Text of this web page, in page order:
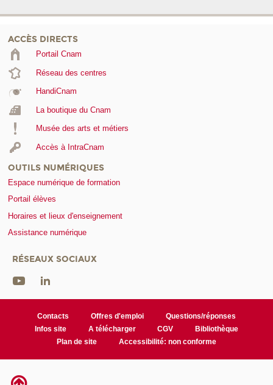
ACCÈS DIRECTS
Portail Cnam
Réseau des centres
HandiCnam
La boutique du Cnam
Musée des arts et métiers
Accès à IntraCnam
OUTILS NUMÉRIQUES
Espace numérique de formation
Portail élèves
Horaires et lieux d'enseignement
Assistance numérique
RÉSEAUX SOCIAUX
Contacts Offres d'emploi
Questions/réponses
Infos site
A télécharger CGV
Bibliothèque
Plan de site
Accessibilité: non conforme